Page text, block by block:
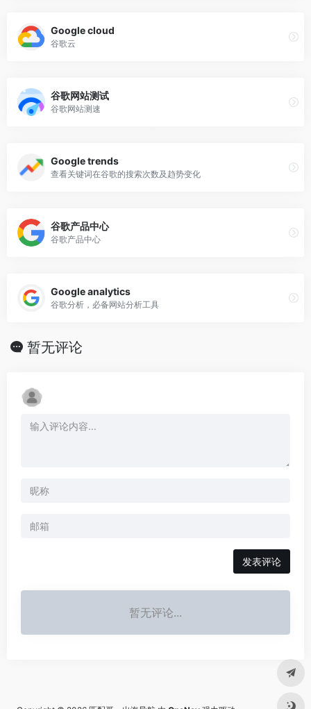
Google cloud
谷歌云
谷歌网站测试
谷歌网站测速
Google trends
查看关键词在谷歌的搜索次数及趋势变化
谷歌产品中心
谷歌产品中心
Google analytics
谷歌分析，必备网站分析工具
暂无评论
发表评论
暂无评论...